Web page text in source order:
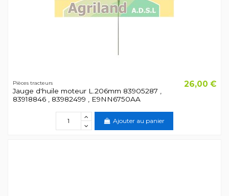
Pièces tracteurs
Jauge d'huile moteur L.206mm 83905287 ,
83918846 , 83982499 , E9NN6750AA
26,00 €
Ajouter au panier